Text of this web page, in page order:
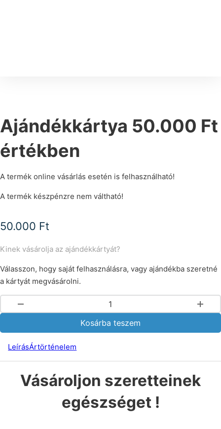
Ajándékkártya 50.000 Ft
értékben
A termék online vásárlás esetén is felhasználható!
A termék készpénzre nem váltható!
50.000 Ft
Kinek vásárolja az ajándékkártyát?
Válasszon, hogy saját felhasználásra, vagy ajándékba szeretné
a kártyát megvásárolni.
Ajándékkártya 50.000 Ft értékben mennyiség
Kosárba teszem
LeírásÁrtörténelem
Vásároljon szeretteinek
egészséget !